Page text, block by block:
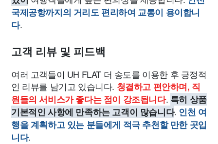
국제공항까지의 거리도 편리하여 교통이 용이합니
다.
고객 리뷰 및 피드백
여러 고객들이 UH FLAT 더 송도를 이용한 후 긍정적
인 리뷰를 남기고 있습니다. 청결하고 편안하며, 직
원들의 서비스가 좋다는 점이 강조됩니다. 특히 상품
기본적인 사항에 만족하는 고객이 많습니다. 인천 여
행을 계획하고 있는 분들에게 적극 추천할 만한 곳입
니다.